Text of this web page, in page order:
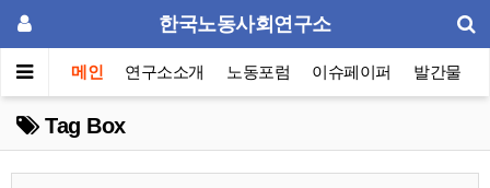
한국노동사회연구소
메인 연구소소개 노동포럼 이슈페이퍼 발간물
Tag Box